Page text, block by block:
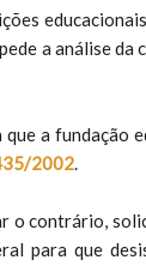
a análise
a fundação
2002.
o contrário,
para que